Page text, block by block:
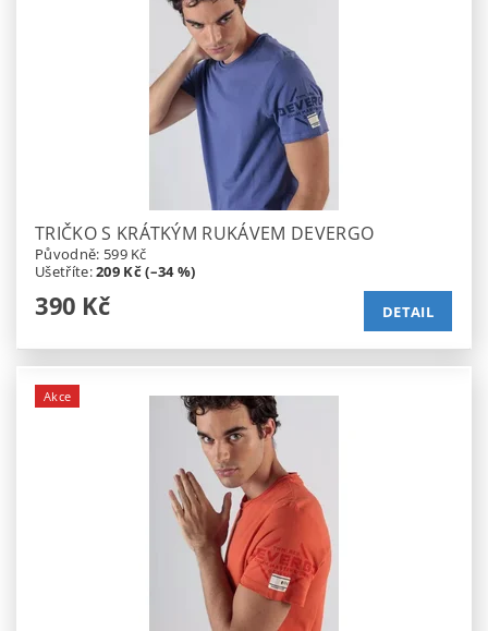
TRIČKO S KRÁTKÝM RUKÁVEM DEVERGO
Původně: 599 Kč
Ušetříte:209 Kč (–34 %)
390 Kč DETAIL
Akce